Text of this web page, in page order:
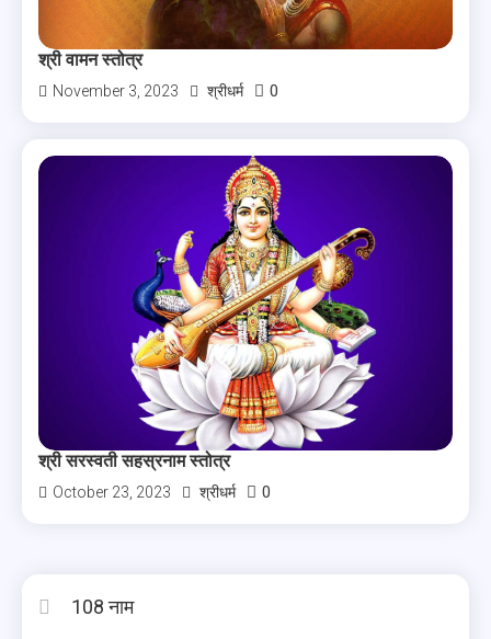
श्री वामन स्तोत्र
November 3, 2023 श्रीधर्म 0
श्री सरस्वती सहस्रनाम स्तोत्र
October 23, 2023 श्रीधर्म 0
108 नाम